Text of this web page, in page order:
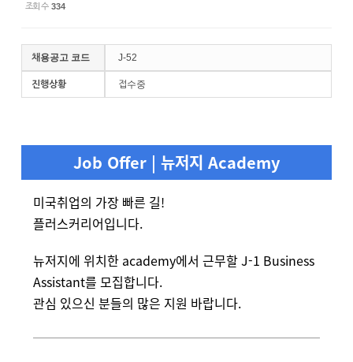
조회 수 334
채용공고 코드 J-52
진행상황 접수중
Job Offer | 뉴저지 Academy
미국취업의 가장 빠른 길!
플러스커리어입니다.
뉴저지에 위치한 academy에서 근무할 J-1 Business
Assistant를 모집합니다.
관심 있으신 분들의 많은 지원 바랍니다.